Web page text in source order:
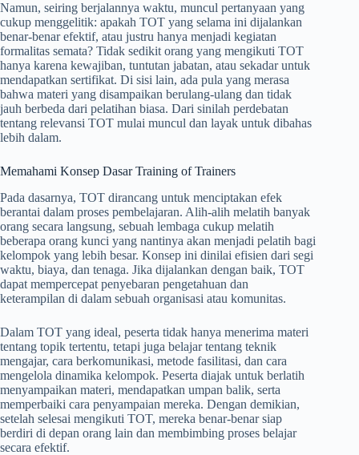
Namun, seiring berjalannya waktu, muncul pertanyaan yang
cukup menggelitik: apakah TOT yang selama ini dijalankan
benar-benar efektif, atau justru hanya menjadi kegiatan
formalitas semata? Tidak sedikit orang yang mengikuti TOT
hanya karena kewajiban, tuntutan jabatan, atau sekadar untuk
mendapatkan sertifikat. Di sisi lain, ada pula yang merasa
bahwa materi yang disampaikan berulang-ulang dan tidak
jauh berbeda dari pelatihan biasa. Dari sinilah perdebatan
tentang relevansi TOT mulai muncul dan layak untuk dibahas
lebih dalam.
Memahami Konsep Dasar Training of Trainers
Pada dasarnya, TOT dirancang untuk menciptakan efek
berantai dalam proses pembelajaran. Alih-alih melatih banyak
orang secara langsung, sebuah lembaga cukup melatih
beberapa orang kunci yang nantinya akan menjadi pelatih bagi
kelompok yang lebih besar. Konsep ini dinilai efisien dari segi
waktu, biaya, dan tenaga. Jika dijalankan dengan baik, TOT
dapat mempercepat penyebaran pengetahuan dan
keterampilan di dalam sebuah organisasi atau komunitas.
Dalam TOT yang ideal, peserta tidak hanya menerima materi
tentang topik tertentu, tetapi juga belajar tentang teknik
mengajar, cara berkomunikasi, metode fasilitasi, dan cara
mengelola dinamika kelompok. Peserta diajak untuk berlatih
menyampaikan materi, mendapatkan umpan balik, serta
memperbaiki cara penyampaian mereka. Dengan demikian,
setelah selesai mengikuti TOT, mereka benar-benar siap
berdiri di depan orang lain dan membimbing proses belajar
secara efektif.